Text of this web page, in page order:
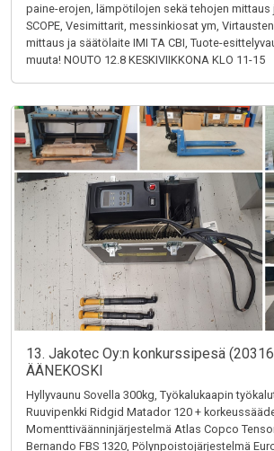
paine-erojen, lämpötilojen sekä tehojen mittaus
SCOPE, Vesimittarit, messinkiosat ym,
mittaus ja säätölaite IMI TA CBI, Tuote-
muuta! NOUTO 12.8 KESKIVIIKKONA KLO 11-15
13. Jakotec Oy:n konkurssipesä
ÄÄNEKOSKI
Hyllyvaunu Sovella 300kg, Työkalukaapin
Ruuvipenkki Ridgid Matador 120 +
Momenttiväänninjärjestelmä Atlas Copco
Bernando FBS 1320, Pölynpoistojärjestelmä